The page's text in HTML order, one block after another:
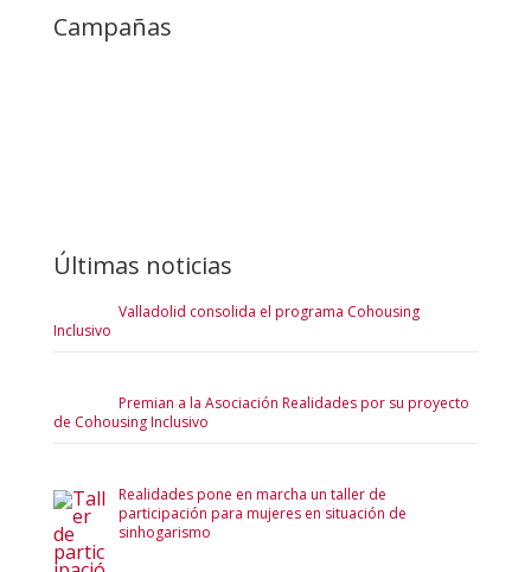
Campañas
Últimas noticias
Valladolid consolida el programa Cohousing
Inclusivo
Premian a la Asociación Realidades por su proyecto
de Cohousing Inclusivo
Realidades pone en marcha un taller de
participación para mujeres en situación de
sinhogarismo